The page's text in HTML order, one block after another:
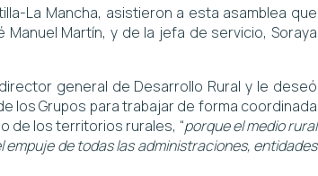
La Mancha, asistieron a esta asamblea que
Martín, y de la jefa de servicio, Soraya
general de Desarrollo Rural y le deseó
los Grupos para trabajar de forma coordinada
de los territorios rurales, “porque el medio rural
empuje de todas las administraciones, entidades